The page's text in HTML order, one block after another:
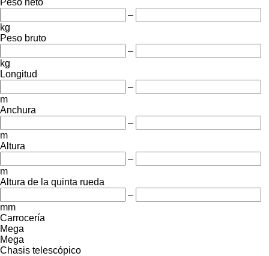
–
kg
Peso bruto
–
kg
Longitud
–
m
Anchura
–
m
Altura
–
m
Altura de la quinta rueda
–
mm
Carrocería
Mega
Mega
Chasis telescópico